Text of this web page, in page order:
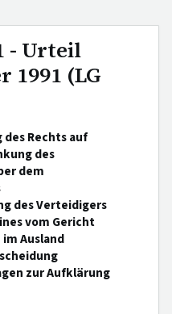
- Urteil
1991 (LG
Rechts auf
des
dem
des Verteidigers
vom Gericht
Ausland
zur Aufklärung